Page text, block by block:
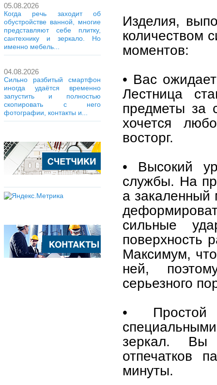
05.08.2026
Когда речь заходит об
обустройстве ванной, многие
представляют себе плитку,
сантехнику и зеркало. Но
именно мебель...
04.08.2026
Сильно разбитый смартфон
иногда удаётся временно
запустить и полностью
скопировать с него
фотографии, контакты и...
Изделия,
количеством
моментов:
• Вас
Лестница
предметы за
хочется
восторг.
• Высокий
службы. На
а закаленный
сильные
поверхность
Максимум,
ней,
серьезного
• Простой
зеркал. Вы
отпечатков
минуты.